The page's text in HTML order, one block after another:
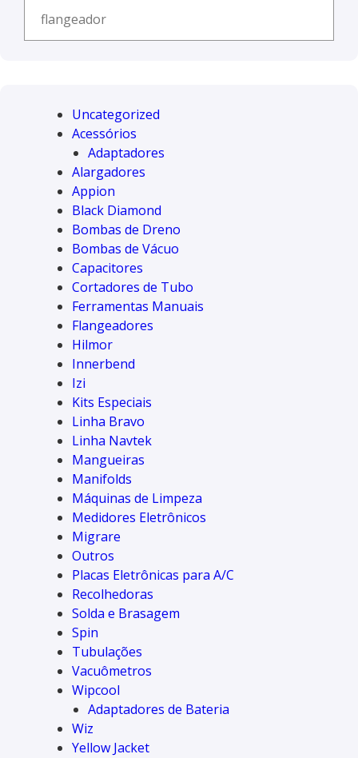
Uncategorized
Acessórios
Adaptadores
Alargadores
Appion
Black Diamond
Bombas de Dreno
Bombas de Vácuo
Capacitores
Cortadores de Tubo
Ferramentas Manuais
Flangeadores
Hilmor
Innerbend
Izi
Kits Especiais
Linha Bravo
Linha Navtek
Mangueiras
Manifolds
Máquinas de Limpeza
Medidores Eletrônicos
Migrare
Outros
Placas Eletrônicas para A/C
Recolhedoras
Solda e Brasagem
Spin
Tubulações
Vacuômetros
Wipcool
Adaptadores de Bateria
Wiz
Yellow Jacket